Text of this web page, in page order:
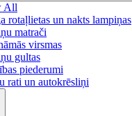
All
rotaļlietas un nakts lampiņas
matrači
virsmas
gultas
piederumi
rati un autokrēsliņi